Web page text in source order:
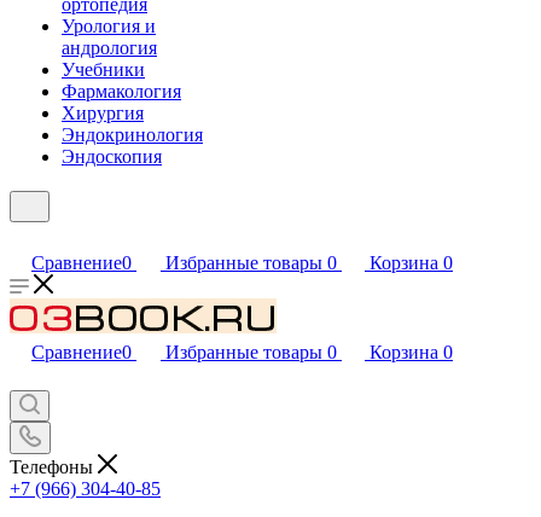
ортопедия
Урология и
андрология
Учебники
Фармакология
Хирургия
Эндокринология
Эндоскопия
Сравнение0 Избранные товары 0 Корзина 0
Сравнение0 Избранные товары 0 Корзина 0
Телефоны
+7 (966) 304-40-85